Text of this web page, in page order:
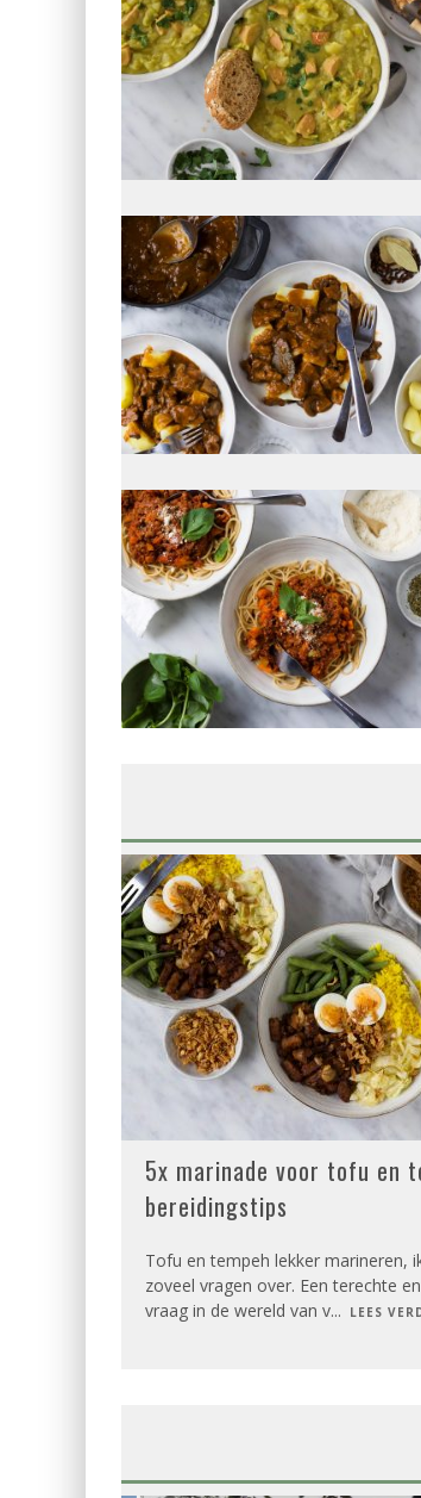
5x marinade voor tofu en
bereidingstips
Tofu en tempeh lekker marineren,
zoveel vragen over. Een terechte
vraag in de wereld van v... LEES